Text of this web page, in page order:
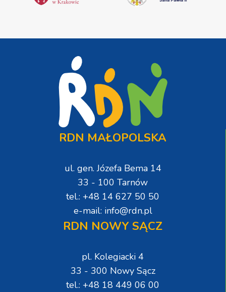
RDN MAŁOPOLSKA
ul. gen. Józefa Bema 14
33 - 100 Tarnów
tel.: +48 14 627 50 50
e-mail: info@rdn.pl
RDN NOWY SĄCZ
pl. Kolegiacki 4
33 - 300 Nowy Sącz
tel.: +48 18 449 06 00